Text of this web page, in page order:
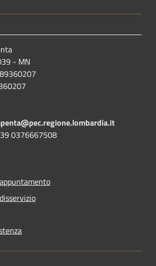
- MN
0376667508